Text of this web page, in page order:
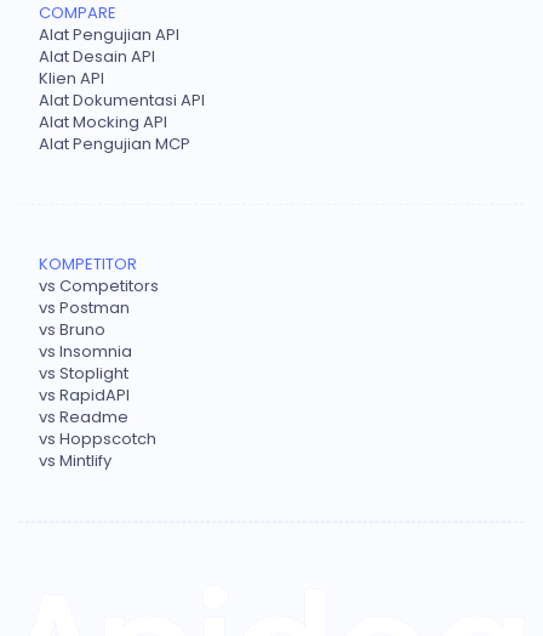
COMPARE
Alat Pengujian API
Alat Desain API
Klien API
Alat Dokumentasi API
Alat Mocking API
Alat Pengujian MCP
KOMPETITOR
vs Competitors
vs Postman
vs Bruno
vs Insomnia
vs Stoplight
vs RapidAPI
vs Readme
vs Hoppscotch
vs Mintlify